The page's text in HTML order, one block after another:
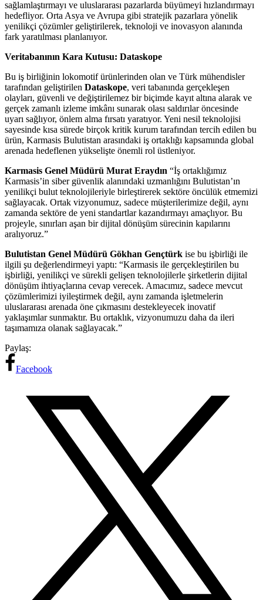
sağlamlaştırmayı ve uluslararası pazarlarda büyümeyi hızlandırmayı
hedefliyor. Orta Asya ve Avrupa gibi stratejik pazarlara yönelik
yenilikçi çözümler geliştirilerek, teknoloji ve inovasyon alanında
fark yaratılması planlanıyor.
Veritabanının Kara Kutusu: Dataskope
Bu iş birliğinin lokomotif ürünlerinden olan ve Türk mühendisler
tarafından geliştirilen Dataskope, veri tabanında gerçekleşen
olayları, güvenli ve değiştirilemez bir biçimde kayıt altına alarak ve
gerçek zamanlı izleme imkânı sunarak olası saldırılar öncesinde
uyarı sağlıyor, önlem alma fırsatı yaratıyor. Yeni nesil teknolojisi
sayesinde kısa sürede birçok kritik kurum tarafından tercih edilen bu
ürün, Karmasis Bulutistan arasındaki iş ortaklığı kapsamında global
arenada hedeflenen yükselişte önemli rol üstleniyor.
Karmasis Genel Müdürü Murat Eraydın “İş ortaklığımız
Karmasis’in siber güvenlik alanındaki uzmanlığını Bulutistan’ın
yenilikçi bulut teknolojileriyle birleştirerek sektöre öncülük etmemizi
sağlayacak. Ortak vizyonumuz, sadece müşterilerimize değil, aynı
zamanda sektöre de yeni standartlar kazandırmayı amaçlıyor. Bu
projeyle, sınırları aşan bir dijital dönüşüm sürecinin kapılarını
aralıyoruz.”
Bulutistan Genel Müdürü Gökhan Gençtürk ise bu işbirliği ile
ilgili şu değerlendirmeyi yaptı: “Karmasis ile gerçekleştirilen bu
işbirliği, yenilikçi ve sürekli gelişen teknolojilerle şirketlerin dijital
dönüşüm ihtiyaçlarına cevap verecek. Amacımız, sadece mevcut
çözümlerimizi iyileştirmek değil, aynı zamanda işletmelerin
uluslararası arenada öne çıkmasını destekleyecek inovatif
yaklaşımlar sunmaktır. Bu ortaklık, vizyonumuzu daha da ileri
taşımamıza olanak sağlayacak.”
Paylaş:
Facebook